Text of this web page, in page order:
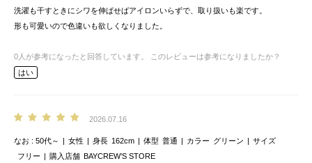
洗濯も干すときにシワを伸ばせばアイロンいらずで、取り扱いも楽です。
形も可愛いので色違いも欲しくなりました。
0 人が参考になったと回答しています。
このレビューは参考になりましたか？
はい
2026.07.16
なお 50代～ 女性 身長 162cm 体型 普通 カラー グリーン
サイズ
フリー
購入店舗 BAYCREW’S STORE